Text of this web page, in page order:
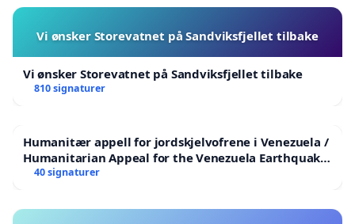
Vi ønsker Storevatnet på Sandviksfjellet tilbake
Vi ønsker Storevatnet på Sandviksfjellet tilbake
810 signaturer
Humanitær appell for jordskjelvofrene i Venezuela /
Humanitarian Appeal for the Venezuela Earthquake
Victims
40 signaturer